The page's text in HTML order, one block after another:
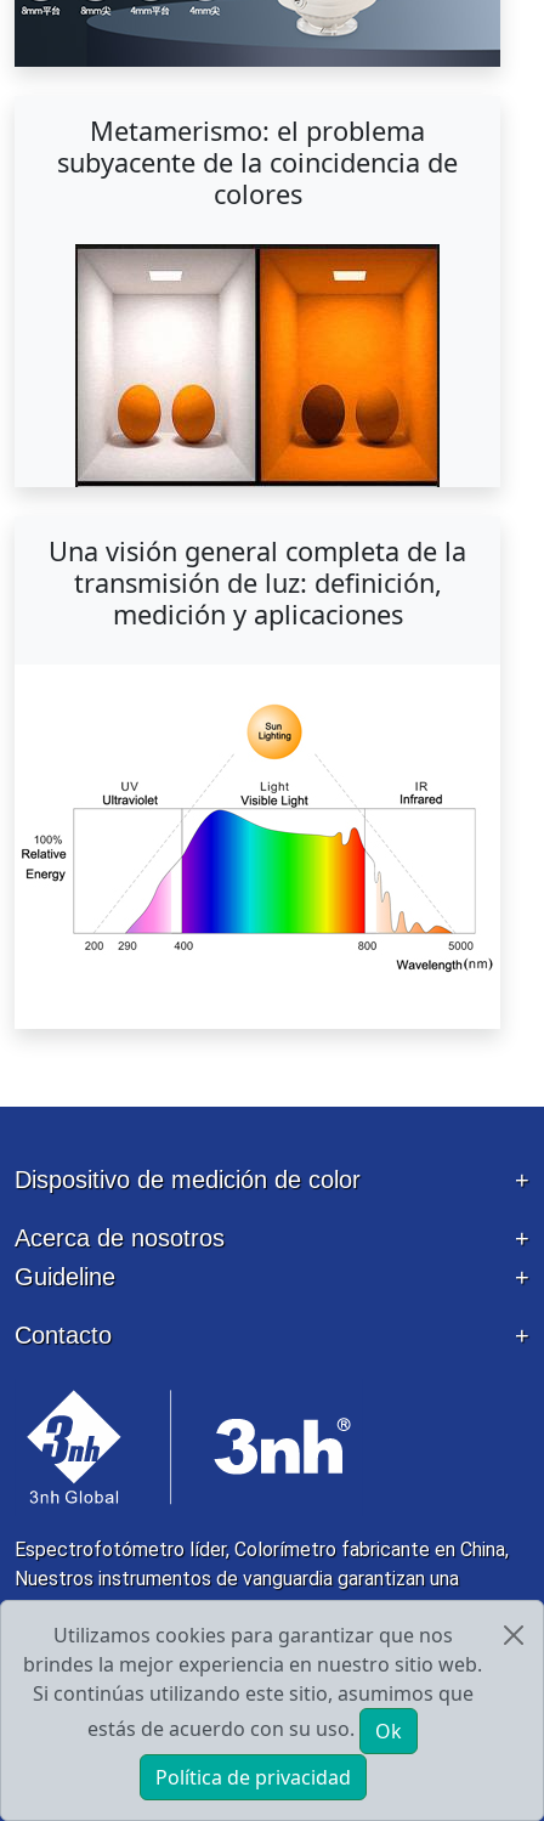
Metamerismo: el problema
subyacente de la coincidencia de
colores
Una visión general completa de la
transmisión de luz: definición,
medición y aplicaciones
Dispositivo de medición de color
Acerca de nosotros
Guideline
Contacto
Espectrofotómetro líder, Colorímetro fabricante en China,
Nuestros instrumentos de vanguardia garantizan una
precisión inigualable en el análisis del color, atendiendo a
diversas industrias desde la fabricación de alta gama hasta
los bienes de consumo. 3nh proporciona herramientas y
servicios completos de control de color
Derecho de autor y copia; 1998 - 2026 Guangdong
PRODUCTOS E-mail
Utilizamos cookies para garantizar que nos
brindes la mejor experiencia en nuestro sitio web.
Si continúas utilizando este sitio, asumimos que
estás de acuerdo con su uso.
Ok
Política de privacidad